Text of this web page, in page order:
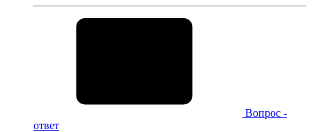
Вопрос -
ответ